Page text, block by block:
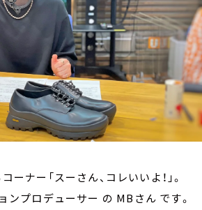
ナー「スーさん、コレいいよ！」。
ンプロデューサー の MBさん です。